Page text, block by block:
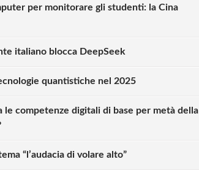
per monitorare gli studenti: la Cina
italiano blocca DeepSeek
quantistiche nel 2025
le competenze digitali di base per metà della
“l’audacia di volare alto”